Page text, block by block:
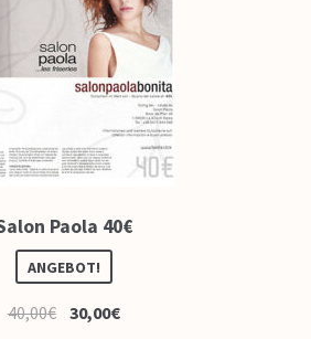
Paola 40€
ANGEBOT!
40,00€ 30,00€